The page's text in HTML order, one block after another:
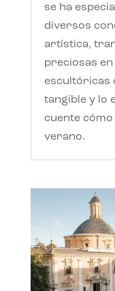
se ha
diversos
artística,
preciosas
escultóricas
tangible y lo
cuente cómo
verano.